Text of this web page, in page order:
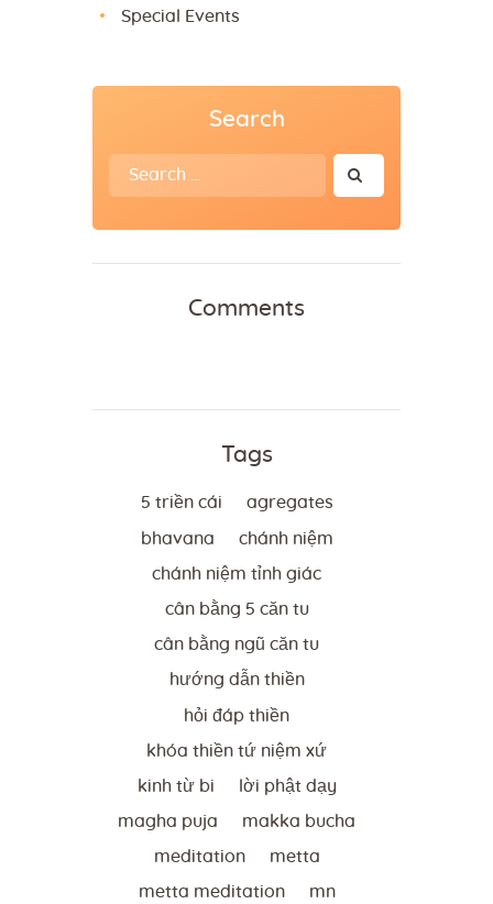
Special Events
Search
Search
for:
Comments
Tags
5 triền cái agregates
bhavana chánh niệm
chánh niệm tỉnh giác
cân bằng 5 căn tu
cân bằng ngũ căn tu
hướng dẫn thiền
hỏi đáp thiền
khóa thiền tứ niệm xứ
kinh từ bi lời phật dạy
magha puja makka bucha
meditation metta
metta meditation mn